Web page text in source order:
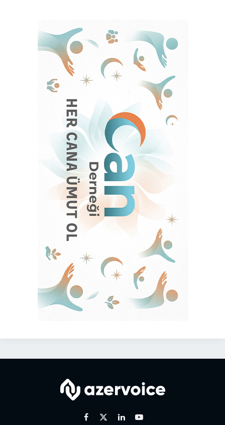
Facebook
X LinkedinYoutube